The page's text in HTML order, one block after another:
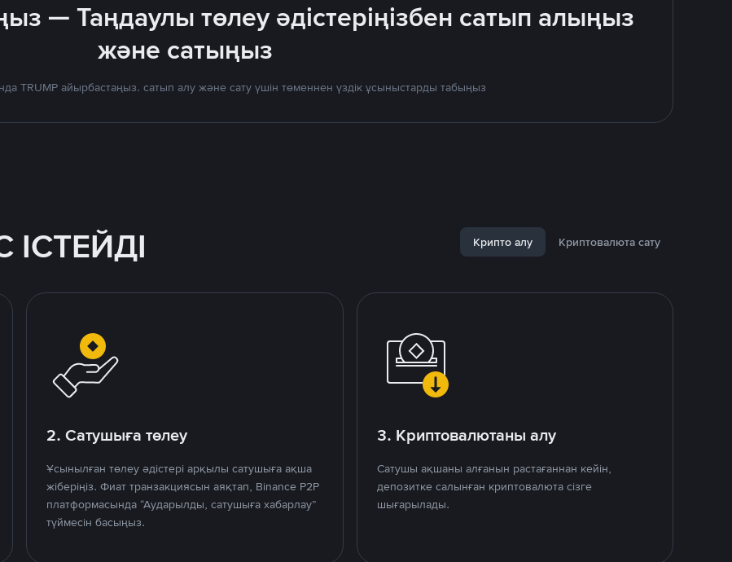
— Таңдаулы төлеу әдістеріңізбен сатып алыңыз
және сатыңыз
TRUMP айырбастаңыз. сатып алу және сату үшін төменнен үздік ұсыныстарды табыңыз
Крипто алу Криптовалюта сату
2. Сатушыға төлеу
Ұсынылған төлеу әдістері арқылы сатушыға ақша
жіберіңіз. Фиат транзакциясын аяқтап, Binance P2P
платформасында “Аударылды, сатушыға хабарлау”
түймесін басыңыз.
3. Криптовалютаны алу
Сатушы ақшаны алғанын растағаннан кейін,
депозитке салынған криптовалюта сізге
шығарылады.